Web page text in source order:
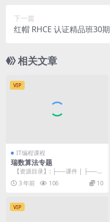
下一篇
红帽 RHCE 认证精品班30期
相关文章
VIP
IT编程课程
瑞数算法专题
【资源目录】: ├──课件 | ├──1
4.js 10.76kb ...
3 年前 106 10
VIP